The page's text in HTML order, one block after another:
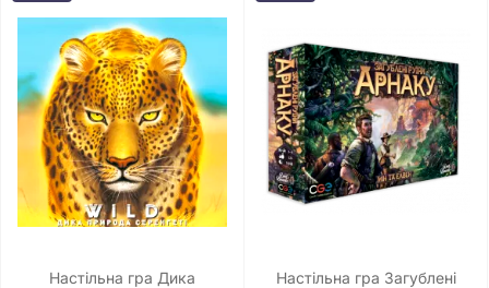
Настільна гра Дика
Настільна гра Загублені